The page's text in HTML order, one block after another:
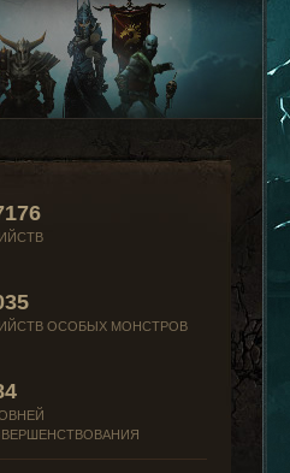
ОСОБЫХ МОНСТРОВ